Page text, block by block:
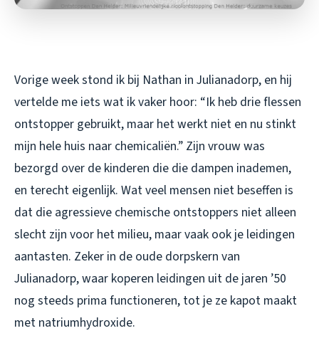
Vorige week stond ik bij Nathan in Julianadorp, en hij
vertelde me iets wat ik vaker hoor: “Ik heb drie flessen
ontstopper gebruikt, maar het werkt niet en nu stinkt
mijn hele huis naar chemicaliën.” Zijn vrouw was
bezorgd over de kinderen die die dampen inademen,
en terecht eigenlijk. Wat veel mensen niet beseffen is
dat die agressieve chemische ontstoppers niet alleen
slecht zijn voor het milieu, maar vaak ook je leidingen
aantasten. Zeker in de oude dorpskern van
Julianadorp, waar koperen leidingen uit de jaren ’50
nog steeds prima functioneren, tot je ze kapot maakt
met natriumhydroxide.